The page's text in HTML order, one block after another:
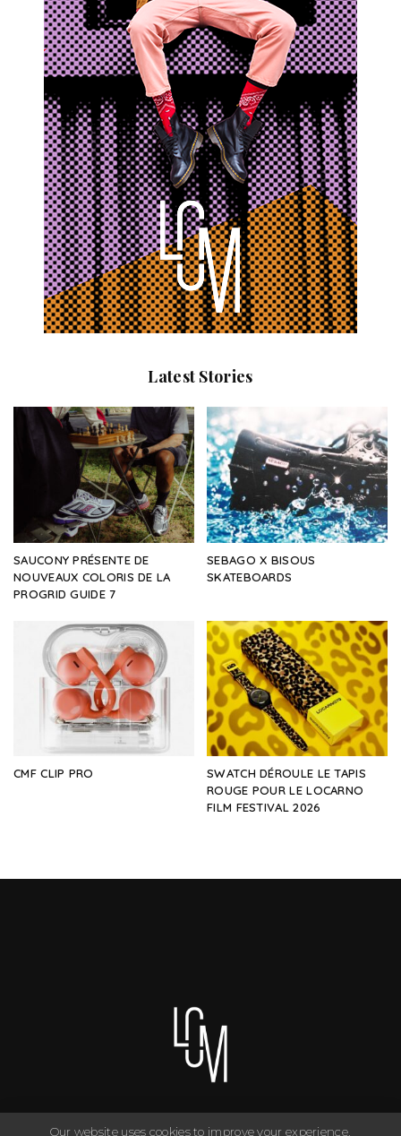
Latest Stories
SAUCONY PRÉSENTE DE
NOUVEAUX COLORIS DE LA
PROGRID GUIDE 7
SEBAGO X BISOUS
SKATEBOARDS
CMF CLIP PRO
SWATCH DÉROULE LE TAPIS
ROUGE POUR LE LOCARNO
FILM FESTIVAL 2026
Our website uses cookies to improve your experience.